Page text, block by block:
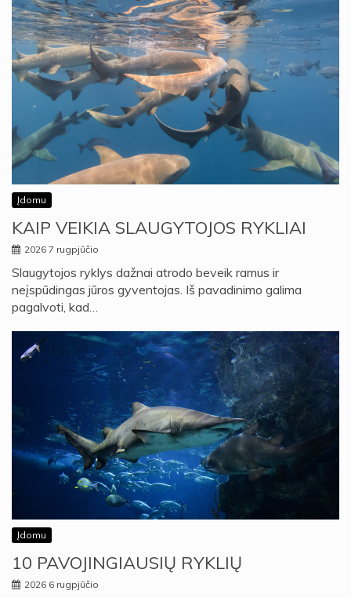
Įdomu
KAIP VEIKIA SLAUGYTOJOS RYKLIAI
2026 7 rugpjūčio
Slaugytojos ryklys dažnai atrodo beveik ramus ir
neįspūdingas jūros gyventojas. Iš pavadinimo galima
pagalvoti, kad…
Įdomu
10 PAVOJINGIAUSIŲ RYKLIŲ
2026 6 rugpjūčio